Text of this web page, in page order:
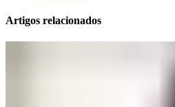
Artigos relacionados